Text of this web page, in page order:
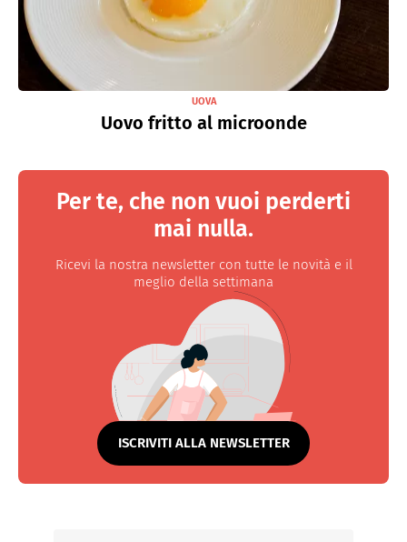
UOVA
Uovo fritto al microonde
Per te, che non vuoi perderti
mai nulla.
Ricevi la nostra newsletter con tutte le novità e il
meglio della settimana
ISCRIVITI ALLA NEWSLETTER